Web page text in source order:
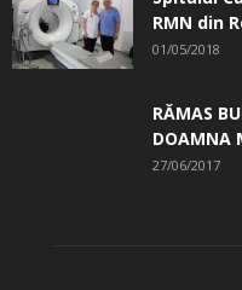
RMN din
01/05/2018
RĂMAS
DOAMNA
27/06/2017